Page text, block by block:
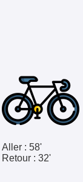
Aller : 58'
Retour : 32'